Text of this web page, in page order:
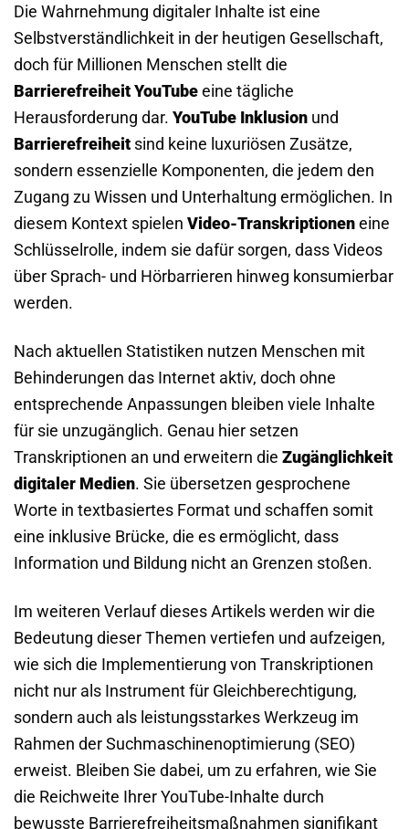
Die Wahrnehmung digitaler Inhalte ist eine
Selbstverständlichkeit in der heutigen Gesellschaft,
doch für Millionen Menschen stellt die
Barrierefreiheit YouTubeeine tägliche
Herausforderung dar. YouTube Inklusion und
Barrierefreiheit sind keine luxuriösen Zusätze,
sondern essenzielle Komponenten, die jedem den
Zugang zu Wissen und Unterhaltung ermöglichen. In
diesem Kontext spielen Video-Transkriptioneneine
Schlüsselrolle, indem sie dafür sorgen, dass Videos
über Sprach- und Hörbarrieren hinweg konsumierbar
werden.
Nach aktuellen Statistiken nutzen Menschen mit
Behinderungen das Internet aktiv, doch ohne
entsprechende Anpassungen bleiben viele Inhalte
für sie unzugänglich. Genau hier setzen
Transkriptionen an und erweitern die Zugänglichkeit
digitaler Medien. Sie übersetzen gesprochene
Worte in textbasiertes Format und schaffen somit
eine inklusive Brücke, die es ermöglicht, dass
Information und Bildung nicht an Grenzen stoßen.
Im weiteren Verlauf dieses Artikels werden wir die
Bedeutung dieser Themen vertiefen und aufzeigen,
wie sich die Implementierung von Transkriptionen
nicht nur als Instrument für Gleichberechtigung,
sondern auch als leistungsstarkes Werkzeug im
Rahmen der Suchmaschinenoptimierung (SEO)
erweist. Bleiben Sie dabei, um zu erfahren, wie Sie
die Reichweite Ihrer YouTube-Inhalte durch
bewusste Barrierefreiheitsmaßnahmen signifikant